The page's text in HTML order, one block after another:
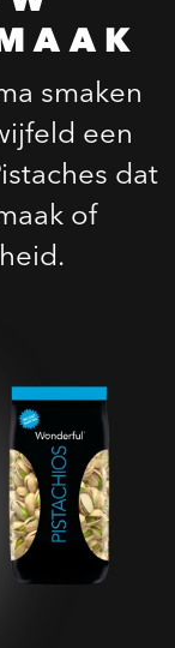
smaken
een
dat
of